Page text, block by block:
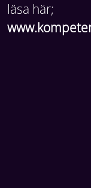
läsa här;